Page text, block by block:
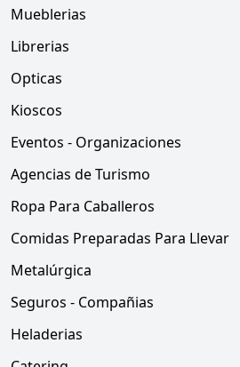
Mueblerias
Librerias
Opticas
Kioscos
Eventos - Organizaciones
Agencias de Turismo
Ropa Para Caballeros
Comidas Preparadas Para Llevar
Metalúrgica
Seguros - Compañias
Heladerias